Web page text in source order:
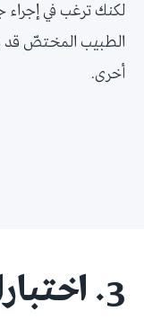
لكنك ترغب في إجراء
الطبيب المختصّ قد
أخرى.
3. اختبارات مُكمّلة